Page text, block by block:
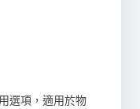
選項，適用於物